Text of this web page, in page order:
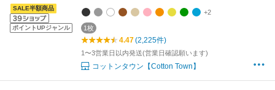
SALE半額商品
ポイントUPジャンル
+2
1枚
4.47(2,225件)
1〜3営業日以内発送(営業日確認願います)
コットンタウン【Cotton Town】